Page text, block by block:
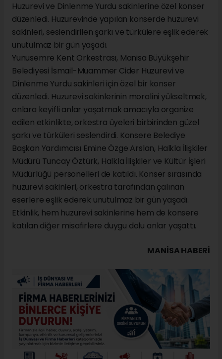
Huzurevi ve Dinlenme Yurdu sakinlerine özel konser
düzenledi. Huzurevinde yapılan konserde huzurevi
sakinleri, seslendirilen şarkı ve türkülere eşlik ederek
unutulmaz bir gün yaşadı.
Yunusemre Kent Orkestrası, Manisa Büyükşehir
Belediyesi İsmail-Muammer Cider Huzurevi ve
Dinlenme Yurdu sakinleri için özel bir konser
düzenledi. Huzurevi sakinlerinin moralini yükseltmek,
onlara keyifli anlar yaşatmak amacıyla organize
edilen etkinlikte, orkestra üyeleri birbirinden güzel
şarkı ve türküleri seslendirdi. Konsere Belediye
Başkan Yardımcısı Emine Özge Arslan, Halkla İlişkiler
Müdürü Tuncay Öztürk, Halkla İlişkiler ve Kültür İşleri
Müdürlüğü personelleri de katıldı. Konser sırasında
huzurevi sakinleri, orkestra tarafından çalınan
eserlere eşlik ederek unutulmaz bir gün yaşadı.
Etkinlik, hem huzurevi sakinlerine hem de konsere
katılan diğer misafirlere duygu dolu anlar yaşattı.
MANISA HABERİ